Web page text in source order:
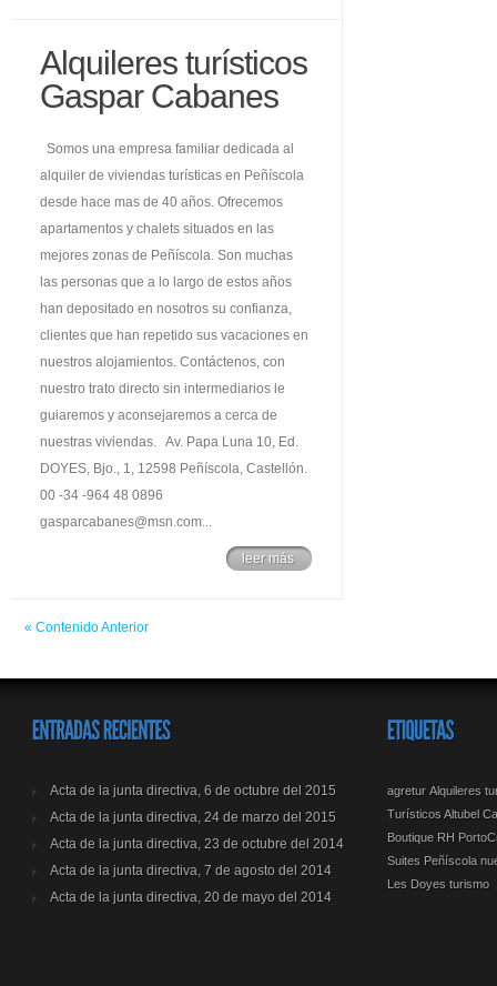
Alquileres turísticos
Gaspar Cabanes
Somos una empresa familiar dedicada al
alquiler de viviendas turísticas en Peñíscola
desde hace mas de 40 años. Ofrecemos
apartamentos y chalets situados en las
mejores zonas de Peñíscola. Son muchas
las personas que a lo largo de estos años
han depositado en nosotros su confianza,
clientes que han repetido sus vacaciones en
nuestros alojamientos. Contáctenos, con
nuestro trato directo sin intermediarios le
guiaremos y aconsejaremos a cerca de
nuestras viviendas. Av. Papa Luna 10, Ed.
DOYES, Bjo., 1, 12598 Peñíscola, Castellón.
00 -34 -964 48 0896
gasparcabanes@msn.com...
leer más
« Contenido Anterior
Acta de la junta directiva, 6 de octubre del 2015
Acta de la junta directiva, 24 de marzo del 2015
Acta de la junta directiva, 23 de octubre del 2014
Acta de la junta directiva, 7 de agosto del 2014
Acta de la junta directiva, 20 de mayo del 2014
agretur Alquileres
Turísticos Altubel
Boutique RH
Suites Peñíscola
Les Doyes turismo